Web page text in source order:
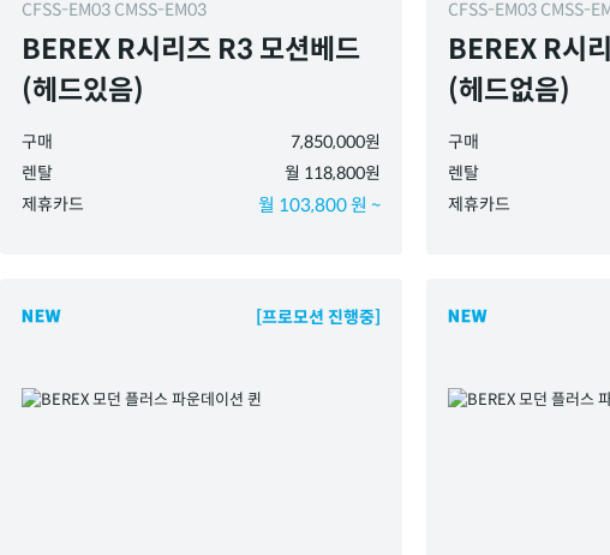
CFSS-EM03 CMSS-EM03
BEREX R시리즈 R3 모션베드
(헤드있음)
구매
7,850,000원
렌탈
월 118,800원
제휴카드
월 103,800 원 ~
CFSS-EM03 CMSS-
BEREX R시
(헤드없음)
구매
렌탈
제휴카드
[프로모션 진행중]